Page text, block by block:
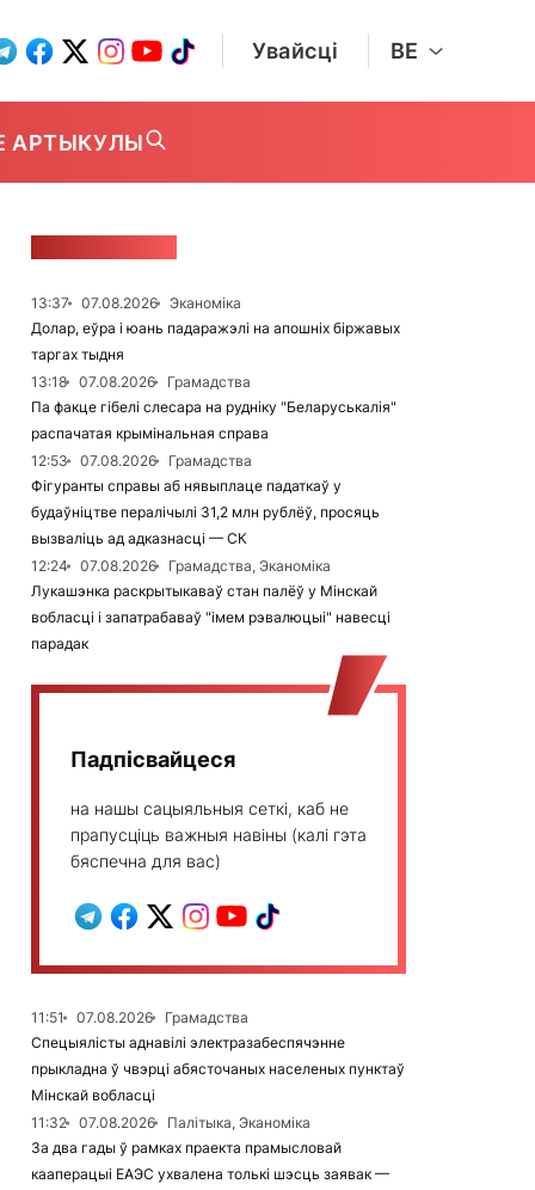
Увайсці BE
АРТЫКУЛЫ
13:37 07.08.2026
Эканоміка
Долар, еўра і юань падаражэлі на апошніх біржавых
таргах тыдня
13:18
07.08.2026
Грамадства
Па факце гібелі слесара на рудніку "Беларуськалія"
распачатая крымінальная справа
12:53
07.08.2026
Грамадства
Фігуранты справы аб нявыплаце падаткаў у
будаўніцтве пералічылі 31,2 млн рублёў, просяць
вызваліць ад адказнасці — СК
12:24
07.08.2026
Грамадства, Эканоміка
Лукашэнка раскрытыкаваў стан палёў у Мінскай
вобласці і запатрабаваў "імем рэвалюцыі" навесці
парадак
Падпісвайцеся
на нашы сацыяльныя сеткі, каб не
прапусціць важныя навіны (калі гэта
бяспечна для вас)
11:51 07.08.2026
Грамадства
Спецыялісты аднавілі электразабеспячэнне
прыкладна ў чвэрці абясточаных населеных пунктаў
Мінскай вобласці
11:32
07.08.2026
Палітыка, Эканоміка
За два гады ў рамках праекта прамысловай
кааперацыі ЕАЭС ухвалена толькі шэсць заявак —